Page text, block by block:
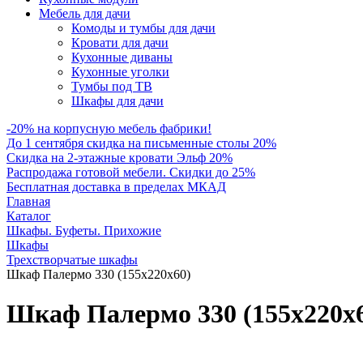
Мебель для дачи
Комоды и тумбы для дачи
Кровати для дачи
Кухонные диваны
Кухонные уголки
Тумбы под ТВ
Шкафы для дачи
-20% на корпусную мебель фабрики!
До 1 сентября скидка на письменные столы 20%
Скидка на 2-этажные кровати Эльф 20%
Распродажа готовой мебели. Скидки до 25%
Бесплатная доставка в пределах МКАД
Главная
Каталог
Шкафы. Буфеты. Прихожие
Шкафы
Трехстворчатые шкафы
Шкаф Палермо 330 (155х220х60)
Шкаф Палермо 330